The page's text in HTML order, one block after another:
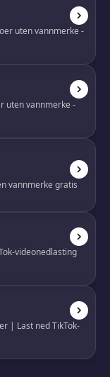
uten vannmerke -
uten vannmerke -
vannmerke gratis
videonedlasting
| Last ned TikTok-